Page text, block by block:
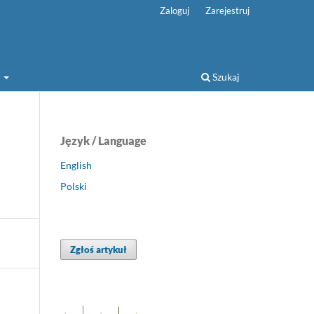
Szukaj
Zaloguj Zarejestruj
Język / Language
English
Polski
Zgłoś artykuł